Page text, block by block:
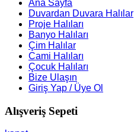
Ana Sayfa
Duvardan Duvara Halılar
Proje Halıları
Banyo Halıları
Çim Halılar
Cami Halıları
Çocuk Halıları
Bize Ulaşın
Giriş Yap / Üye Ol
Alışveriş Sepeti